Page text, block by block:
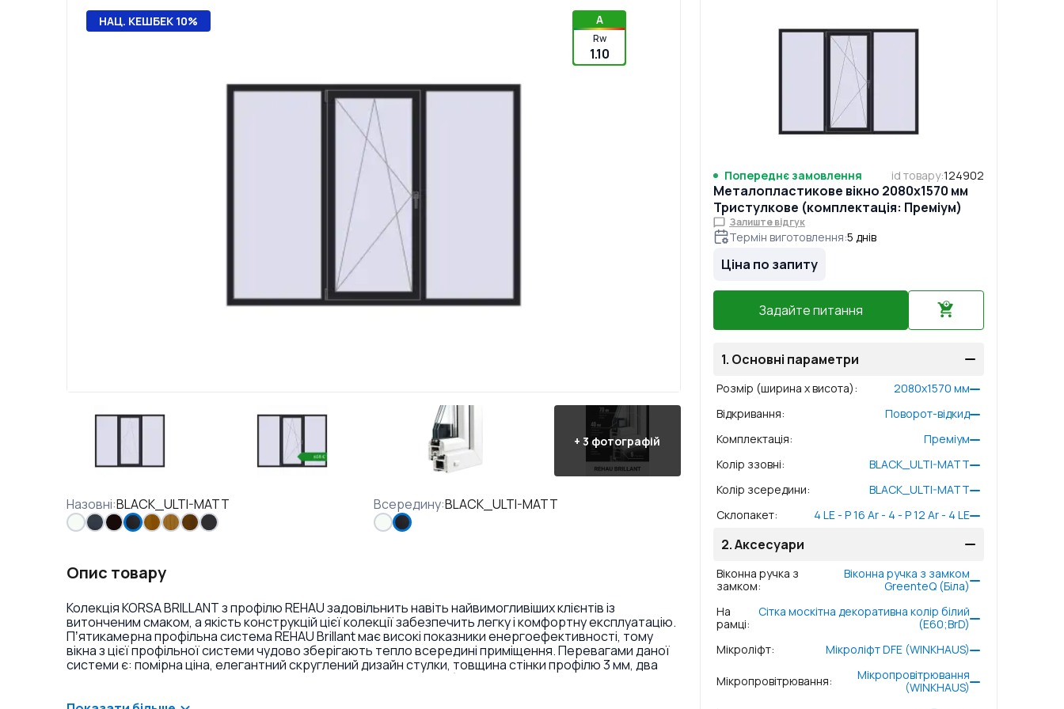
НАЦ. КЕШБЕК 10% A
Rw
1.10
+3 фотографій
Назовні:BLACK_ULTI-MATT Всередину:BLACK_ULTI-MATT
Опис товару
Колекція KORSA BRILLANT з профілю REHAU задовільнить навіть найвимогливіших клієнтів із
витонченим смаком, а якість конструкцій цієї колекції забезпечить легку і комфортну експлуатацію.
Пʼятикамерна профільна система REHAU Brillant має високі показники енергоефективності, тому
вікна з цієї профільної системи чудово зберігають тепло всередині приміщення. Перевагами даної
системи є: помірна ціна, елегантний скруглений дизайн стулки, товщина стінки профілю 3 мм, два
контури високоякісного ущільнення з високим вмістом каучуку (затримують повітряний потік і
Попереднє замовлення id товару:124902
Металопластикове вікно 2080x1570 мм
Тристулкове (комплектація: Преміум)
Залиште відгук
Термін виготовлення:5 днів
Ціна по запиту
Задайте питання
1. Основні параметри
Розмір (ширина x висота): 2080x1570 мм
Відкривання:
Поворот-відкид
Комплектація:
Преміум
Колір ззовні:
BLACK_ULTI-MATT
Колір зсередини:
BLACK_ULTI-MATT
Склопакет: 4 LE - P 16 Ar - 4 - P 12 Ar - 4 LE
2.Аксесуари
Віконна ручка з
замком:
Віконна ручка з замком
GreenteQ (Біла)
На
рамці:
Сітка москітна декоративна колір білий
(E60;BrD)
Мікроліфт: Мікроліфт DFE (WINKHAUS)
Мікропровітрювання:
Мікропровітрювання
(WINKHAUS)